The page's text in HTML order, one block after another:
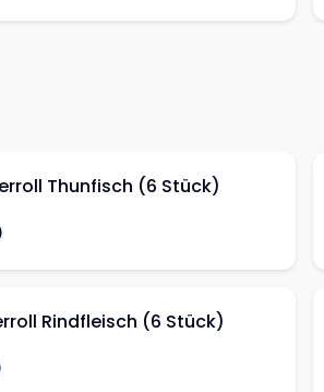
Thunfisch (6 Stück)
Rindfleisch (6 Stück)